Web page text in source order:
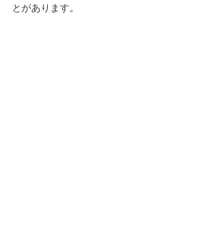
とがあります。